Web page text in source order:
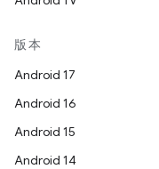
版本
Android 17
Android 16
Android 15
Android 14